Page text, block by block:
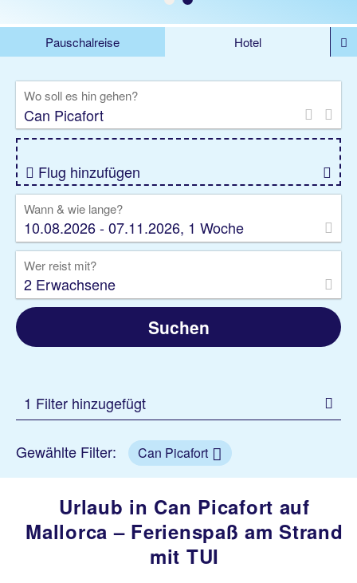
Pauschalreise
Hotel
Rundreise
Kreuzfahrt
Gruppenreise
Camper Privattransfer
Wo soll es hin gehen?
Flug hinzufügen
Wann & wie lange?
10.08.2026 - 07.11.2026, 1 Woche
Wer reist mit?
2 Erwachsene
Suchen
1 Filter hinzugefügt
Gewählte Filter: Can Picafort
Urlaub in Can Picafort auf
Mallorca – Ferienspaß am Strand
mit TUI